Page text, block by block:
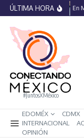
Saltar al contenido
ÚLTIMA HORA En
#JuntosXMéxico
EDOMÉX CDMX
INTERNACIONAL
OPINIÓN